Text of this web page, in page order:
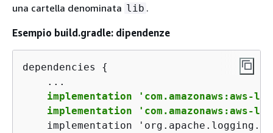
una cartella denominata lib .
Esempio build.gradle: dipendenze
dependencies {
    ...
implementation 'com.amazonaws:aws-
implementation 'com.amazonaws:aws-
implementation